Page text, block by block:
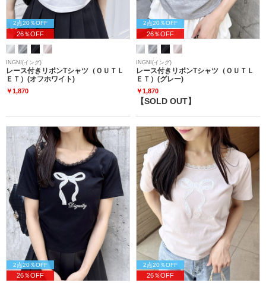
2点20％OFF
26％OFF
INGNI(イング)
レース付きリボンTシャツ（ＯＵＴＬ
ＥＴ）(オフホワイト)
￥1,870
2点20％OFF
26％OFF
INGNI(イング)
レース付きリボンTシャツ（ＯＵＴＬ
ＥＴ）(グレー)
￥1,870
【SOLD OUT】
2点20％OFF
26％OFF
2点20％OFF
26％OFF